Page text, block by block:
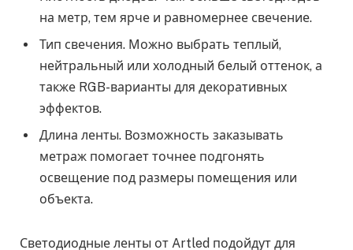
на метр, тем ярче и равномернее свечение.
Тип свечения. Можно выбрать теплый,
нейтральный или холодный белый оттенок, а
также RGB-варианты для декоративных
эффектов.
Длина ленты. Возможность заказывать
метраж помогает точнее подгонять
освещение под размеры помещения или
объекта.
Светодиодные ленты от Artled подойдут для